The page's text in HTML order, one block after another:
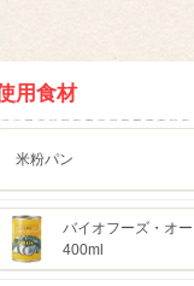
用食材
米粉パン
バイオフーズ・オ
400ml